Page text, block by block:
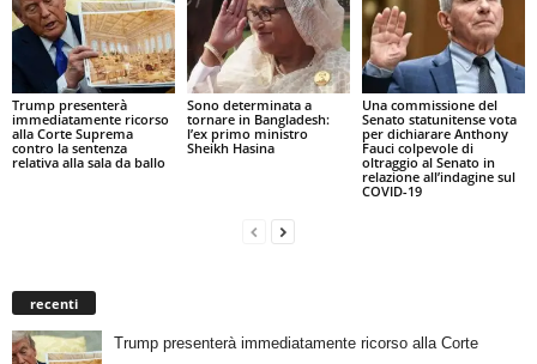
Trump presenterà
immediatamente ricorso
alla Corte Suprema
contro la sentenza
relativa alla sala da ballo
Sono determinata a
tornare in Bangladesh:
l’ex primo ministro
Sheikh Hasina
Una commissione del
Senato statunitense vota
per dichiarare Anthony
Fauci colpevole di
oltraggio al Senato in
relazione all’indagine sul
COVID-19
recenti
Trump presenterà immediatamente ricorso alla Corte